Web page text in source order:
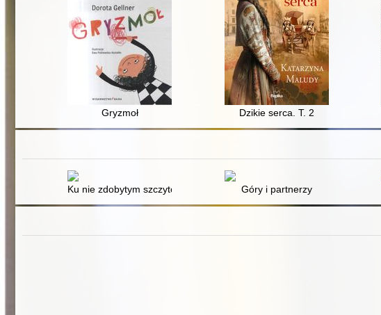
Gryzmoł Dzikie serca. T. 2
Ku nie zdobytym szczytom Góry i partnerzy